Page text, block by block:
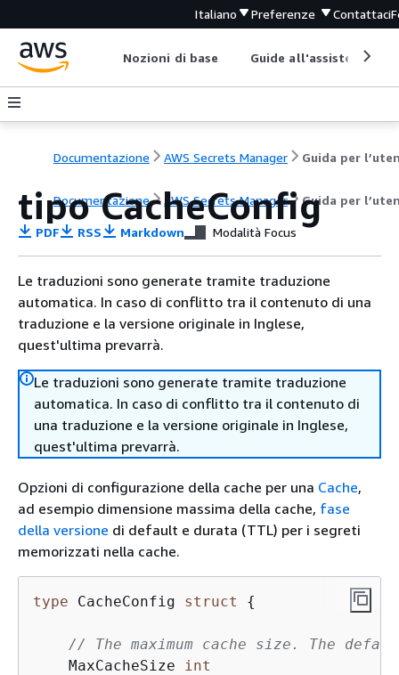
Italiano Preferenze Contattaci
Nozioni di base Guide all'assistenza
Documentazione AWS Secrets Manager Guida per
Documentazione AWS Secrets Manager Guida per
tipo CacheConfig
PDF RSS Markdown Modalità Focus
Le traduzioni sono generate tramite traduzione
automatica. In caso di conflitto tra il contenuto di una
traduzione e la versione originale in Inglese,
quest'ultima prevarrà.
Le traduzioni sono generate tramite traduzione
automatica. In caso di conflitto tra il contenuto di
una traduzione e la versione originale in Inglese,
quest'ultima prevarrà.
Opzioni di configurazione della cache per una Cache,
ad esempio dimensione massima della cache, fase
della versione di default e durata (TTL) per i segreti
memorizzati nella cache.
type CacheConfig struct {
// The maximum cache size. The
    MaxCacheSize
int